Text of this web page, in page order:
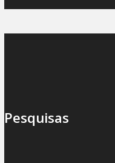
Pesquisas